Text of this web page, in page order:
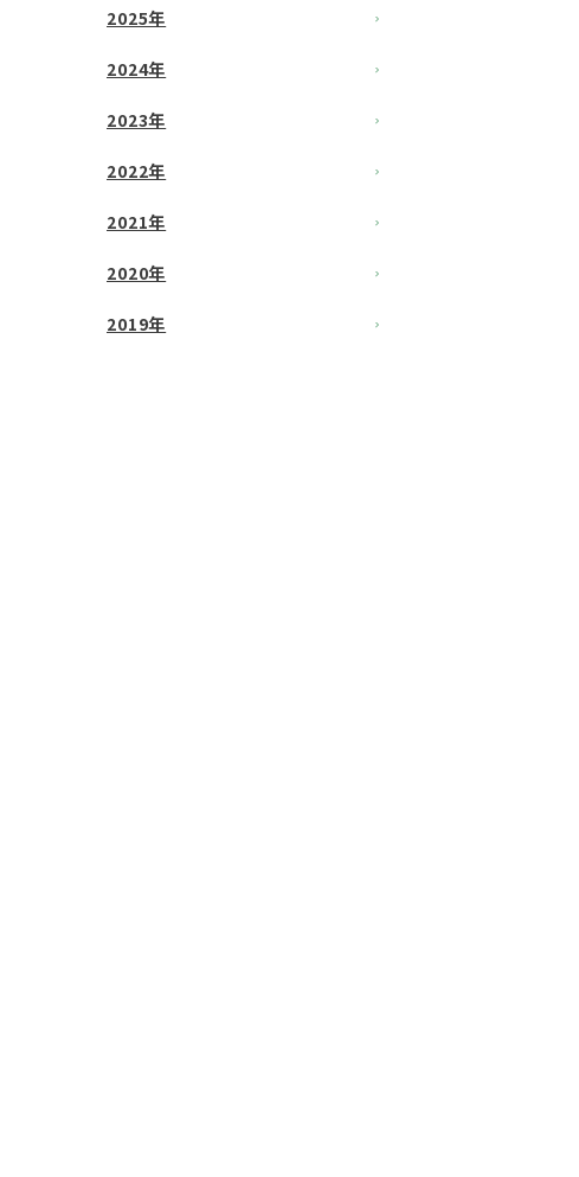
2025年
2024年
2023年
2022年
2021年
2020年
2019年